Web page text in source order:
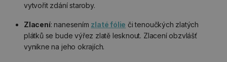
vytvořit zdání staroby.
Zlacení: nanesením zlaté fólie či tenoučkých zlatých
plátků se bude výřez zlatě lesknout. Zlacení obzvlášť
vynikne na jeho okrajích.